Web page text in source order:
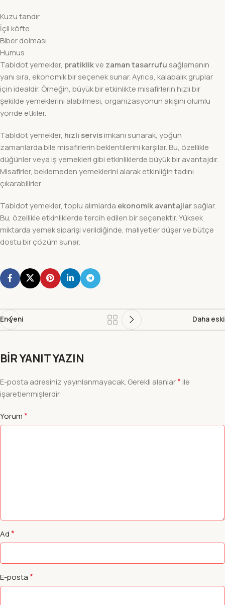
Kuzu tandır
İçli köfte
Biber dolması
Humus
Tabldot yemekler, pratiklikve zaman tasarrufu sağlamanın
yanı sıra, ekonomik bir seçenek sunar. Ayrıca, kalabalık gruplar
için idealdir. Örneğin, büyük bir etkinlikte misafirlerin hızlı bir
şekilde yemeklerini alabilmesi, organizasyonun akışını olumlu
yönde etkiler.
Tabldot yemekler, hızlı servisimkanı sunarak, yoğun
zamanlarda bile misafirlerin beklentilerini karşılar. Bu, özellikle
düğünler veya iş yemekleri gibi etkinliklerde büyük bir avantajdır.
Misafirler, beklemeden yemeklerini alarak etkinliğin tadını
çıkarabilirler.
Tabldot yemekler, toplu alımlarda ekonomik avantajlarsağlar.
Bu, özellikle etkinliklerde tercih edilen bir seçenektir. Yüksek
miktarda yemek siparişi verildiğinde, maliyetler düşer ve bütçe
dostu bir çözüm sunar.
En yeni Daha eski
BIR YANIT YAZIN
E-posta adresiniz yayınlanmayacak. Gerekli alanlar*ile
işaretlenmişlerdir
Yorum*
Ad*
E-posta*